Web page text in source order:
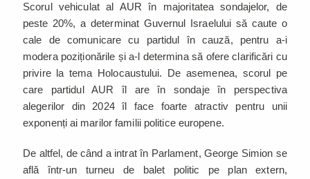
Scorul vehiculat al AUR în majoritatea sondajelor, de
peste 20%, a determinat Guvernul Israelului să caute o
cale de comunicare cu partidul în cauză, pentru a-i
modera poziționările și a-l determina să ofere clarificări cu
privire la tema Holocaustului. De asemenea, scorul pe
care partidul AUR îl are în sondaje în perspectiva
alegerilor din 2024 îl face foarte atractiv pentru unii
exponenți ai marilor familii politice europene.
De altfel, de când a intrat în Parlament, George Simion se
află într-un turneu de balet politic pe plan extern,